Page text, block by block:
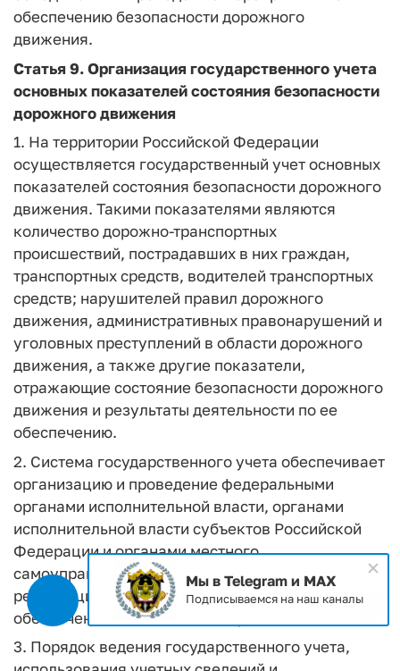
обеспечению безопасности дорожного
движения.
Статья 9. Организация государственного учета
основных показателей состояния безопасности
дорожного движения
1. На территории Российской Федерации
осуществляется государственный учет основных
показателей состояния безопасности дорожного
движения. Такими показателями являются
количество дорожно-транспортных
происшествий, пострадавших в них граждан,
транспортных средств, водителей транспортных
средств; нарушителей правил дорожного
движения, административных правонарушений и
уголовных преступлений в области дорожного
движения, а также другие показатели,
отражающие состояние безопасности дорожного
движения и результаты деятельности по ее
обеспечению.
2. Система государственного учета обеспечивает
организацию и проведение федеральными
органами исполнительной власти, органами
исполнительной власти субъектов Российской
Федерации и органами местного
самоуправления работ по формированию и
реализации государственной политики в области
обеспечения безопасности дорожного движения.
3. Порядок ведения государственного учета,
Мы в Telegram и MAX
Подписываемся на наш каналы